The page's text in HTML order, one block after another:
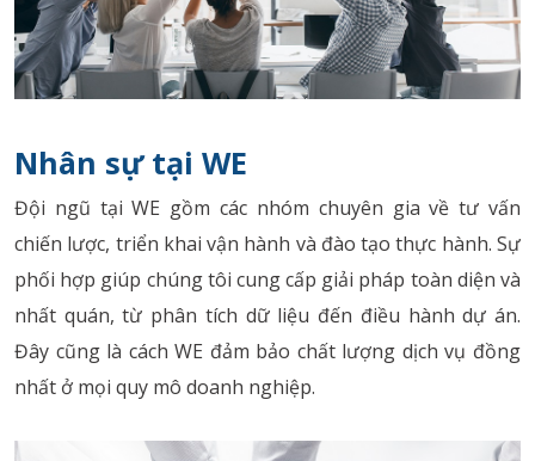
Nhân sự tại WE
Đội ngũ tại WE gồm các nhóm chuyên gia về tư vấn
chiến lược, triển khai vận hành và đào tạo thực hành. Sự
phối hợp giúp chúng tôi cung cấp giải pháp toàn diện và
nhất quán, từ phân tích dữ liệu đến điều hành dự án.
Đây cũng là cách WE đảm bảo chất lượng dịch vụ đồng
nhất ở mọi quy mô doanh nghiệp.